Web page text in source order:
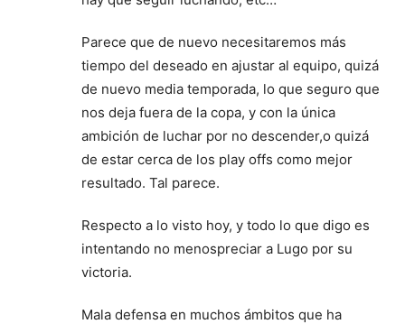
Parece que de nuevo necesitaremos más
tiempo del deseado en ajustar al equipo, quizá
de nuevo media temporada, lo que seguro que
nos deja fuera de la copa, y con la única
ambición de luchar por no descender,o quizá
de estar cerca de los play offs como mejor
resultado. Tal parece.
Respecto a lo visto hoy, y todo lo que digo es
intentando no menospreciar a Lugo por su
victoria.
Mala defensa en muchos ámbitos que ha